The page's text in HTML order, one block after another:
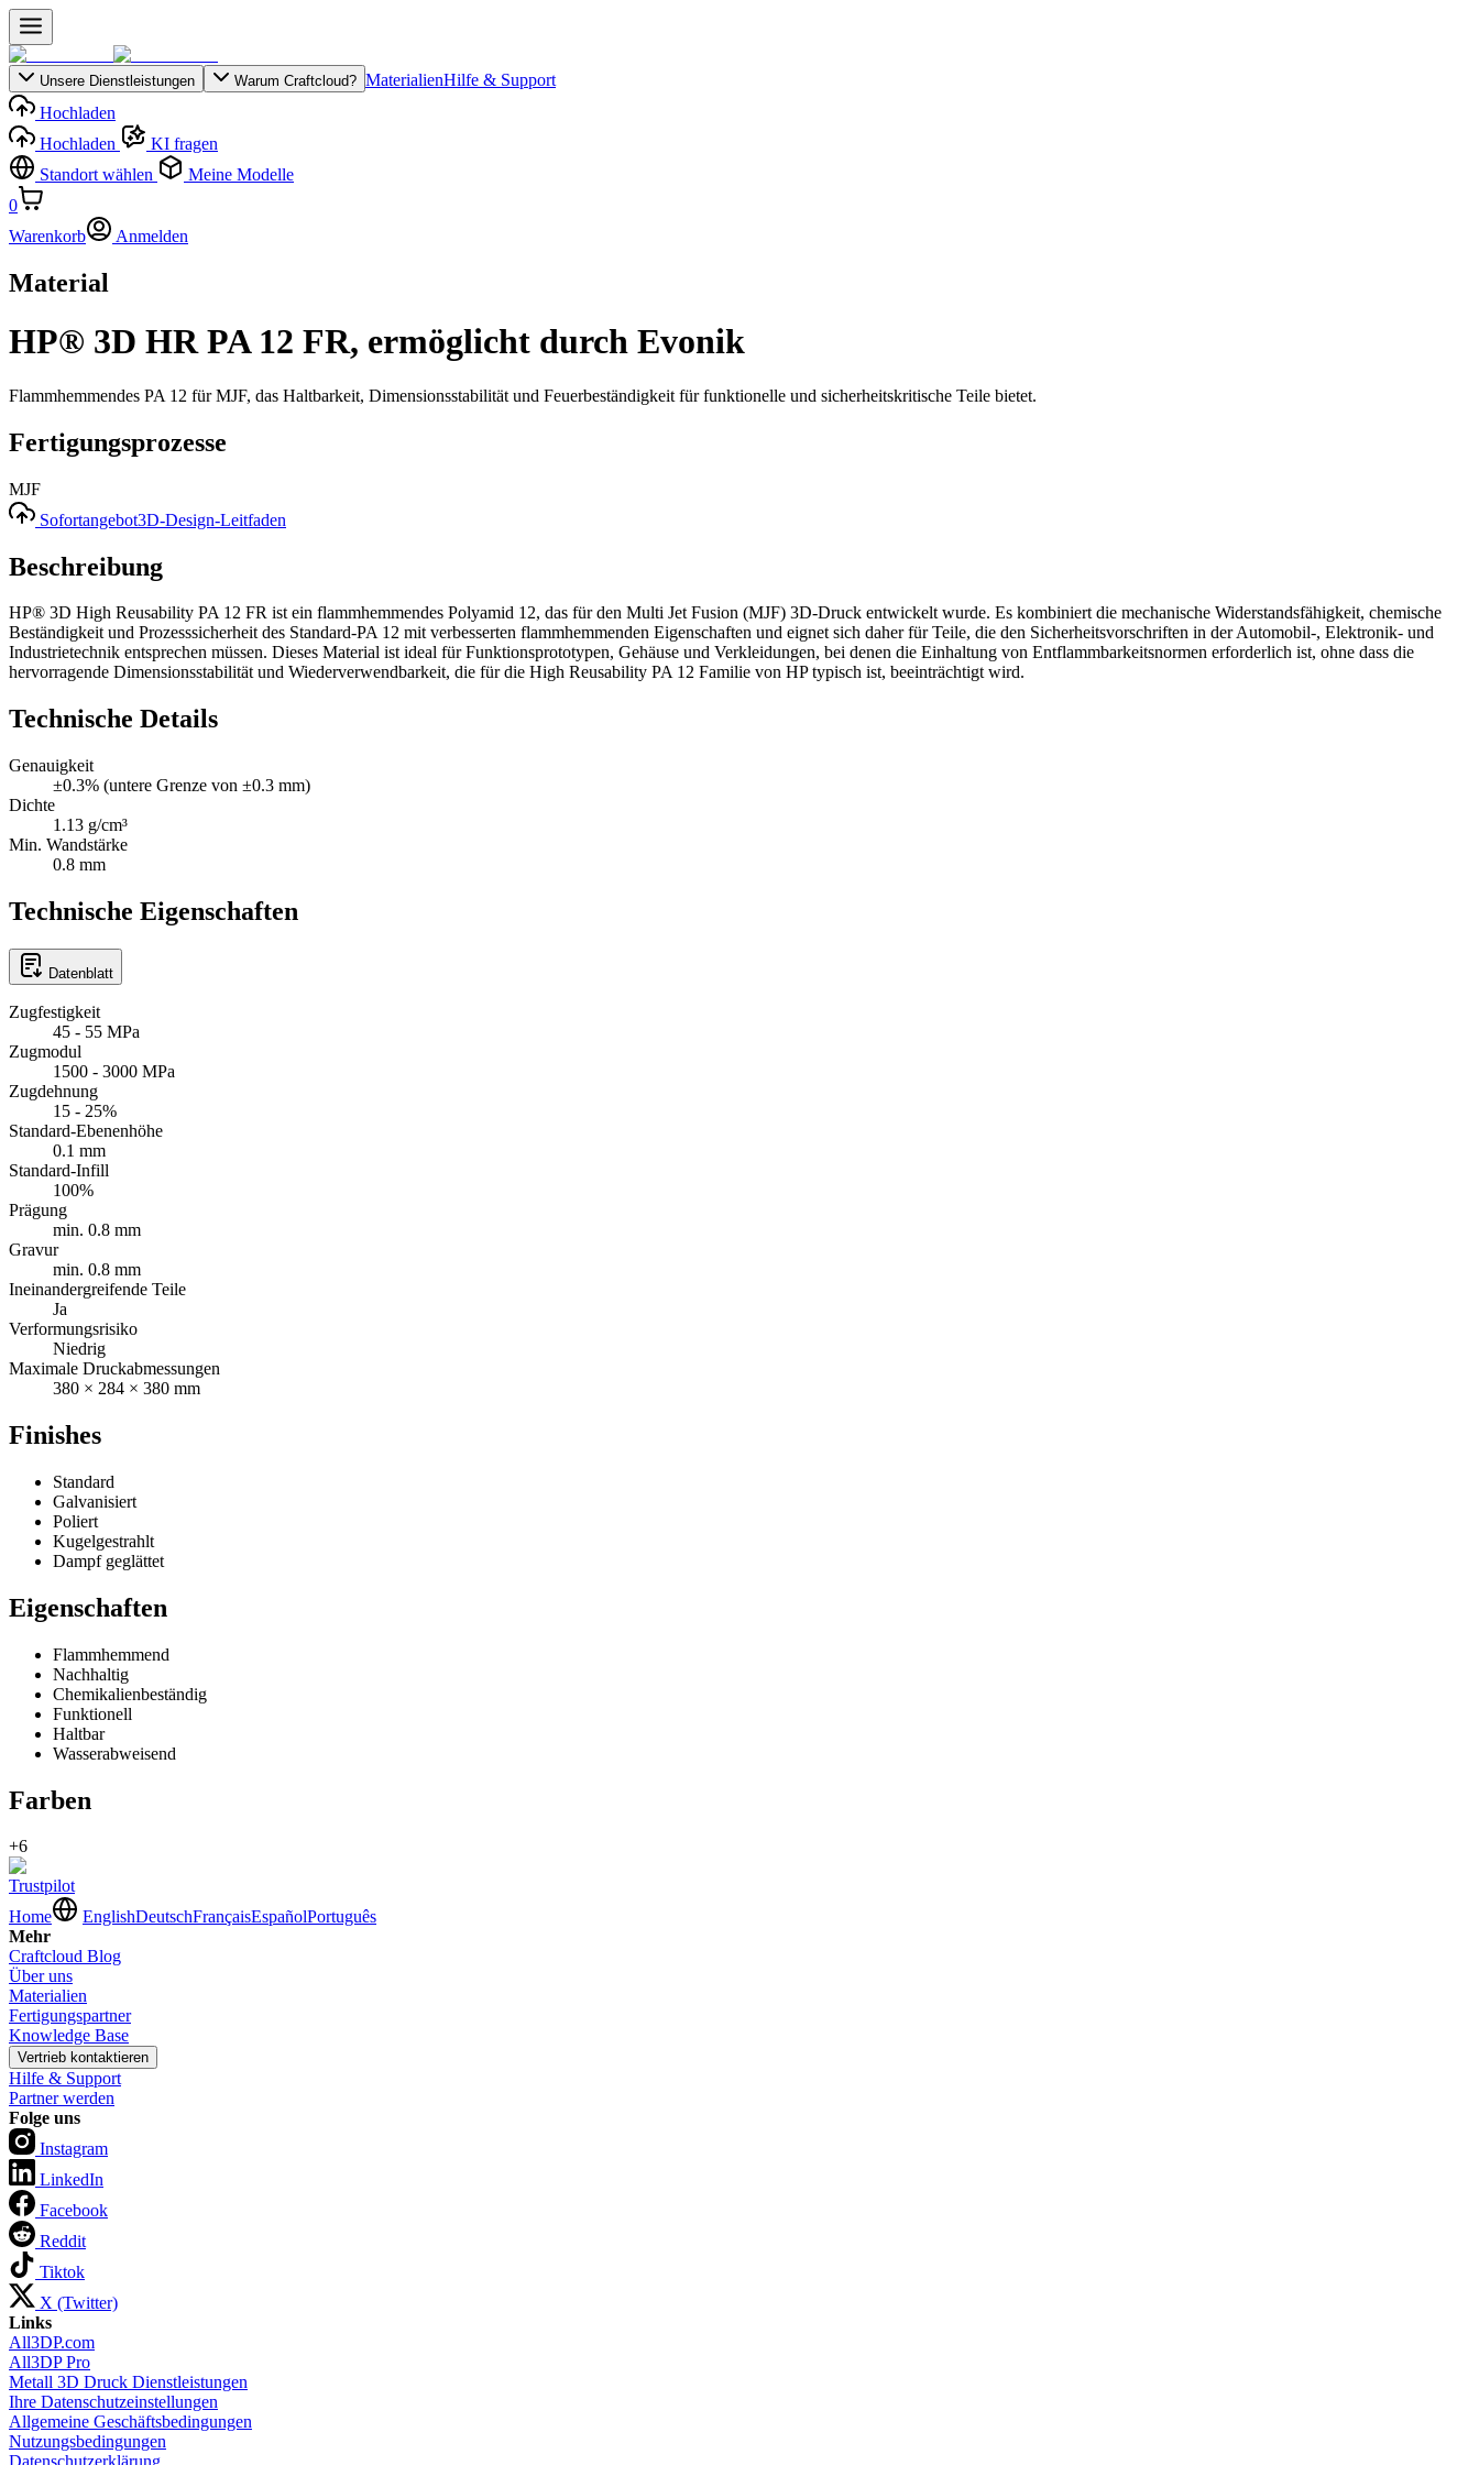
Unsere Dienstleistungen Warum Craftcloud? MaterialienHilfe & Support
Hochladen
Hochladen
KI fragen
Standort wählen
Meine Modelle
0
Warenkorb
Anmelden
Material
HP® 3D HR PA 12 FR, ermöglicht durch Evonik
Flammhemmendes PA 12 für MJF, das Haltbarkeit, Dimensionsstabilität und Feuerbeständigkeit für funktionelle und sicherheitskritische Teile bietet.
Fertigungsprozesse
MJF
Sofortangebot3D-Design-Leitfaden
Beschreibung
HP® 3D High Reusability PA 12 FR ist ein flammhemmendes Polyamid 12, das für den Multi Jet Fusion (MJF) 3D-Druck entwickelt wurde. Es kombiniert die mechanische Widerstandsfähigkeit, chemische
Beständigkeit und Prozesssicherheit des Standard-PA 12 mit verbesserten flammhemmenden Eigenschaften und eignet sich daher für Teile, die den Sicherheitsvorschriften in der Automobil-, Elektronik- und
Industrietechnik entsprechen müssen. Dieses Material ist ideal für Funktionsprototypen, Gehäuse und Verkleidungen, bei denen die Einhaltung von Entflammbarkeitsnormen erforderlich ist, ohne dass die
hervorragende Dimensionsstabilität und Wiederverwendbarkeit, die für die High Reusability PA 12 Familie von HP typisch ist, beeinträchtigt wird.
Technische Details
Genauigkeit
±0.3% (untere Grenze von ±0.3 mm)
Dichte
1.13 g/cm³
Min. Wandstärke
0.8 mm
Technische Eigenschaften
Datenblatt
Zugfestigkeit
45 - 55 MPa
Zugmodul
1500 - 3000 MPa
Zugdehnung
15 - 25%
Standard-Ebenenhöhe
0.1 mm
Standard-Infill
100%
Prägung
min. 0.8 mm
Gravur
min. 0.8 mm
Ineinandergreifende Teile
Ja
Verformungsrisiko
Niedrig
Maximale Druckabmessungen
380 × 284 × 380 mm
Finishes
Standard
Galvanisiert
Poliert
Kugelgestrahlt
Dampf geglättet
Eigenschaften
Flammhemmend
Nachhaltig
Chemikalienbeständig
Funktionell
Haltbar
Wasserabweisend
Farben
+6
Trustpilot
Home
EnglishDeutschFrançaisEspañolPortuguês
Mehr
Craftcloud Blog
Über uns
Materialien
Fertigungspartner
Knowledge Base
Vertrieb kontaktieren
Hilfe & Support
Partner werden
Folge uns
Instagram
LinkedIn
Facebook
Reddit
Tiktok
X (Twitter)
Links
All3DP.com
All3DP Pro
Metall 3D Druck Dienstleistungen
Ihre Datenschutzeinstellungen
Allgemeine Geschäftsbedingungen
Nutzungsbedingungen